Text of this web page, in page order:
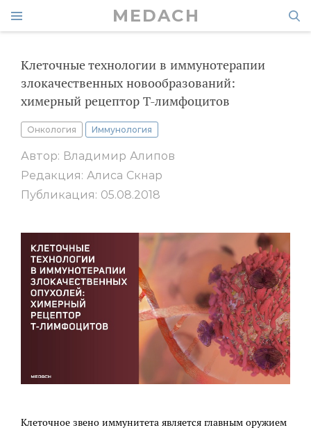
MEDACH
Клеточные технологии в иммунотерапии
злокачественных новообразований:
химерный рецептор Т-лимфоцитов
Онкология Иммунология
Автор: Владимир Алипов
Редакция: Алиса Скнар
Публикация: 05.08.2018
Клеточное звено иммунитета является главным оружием